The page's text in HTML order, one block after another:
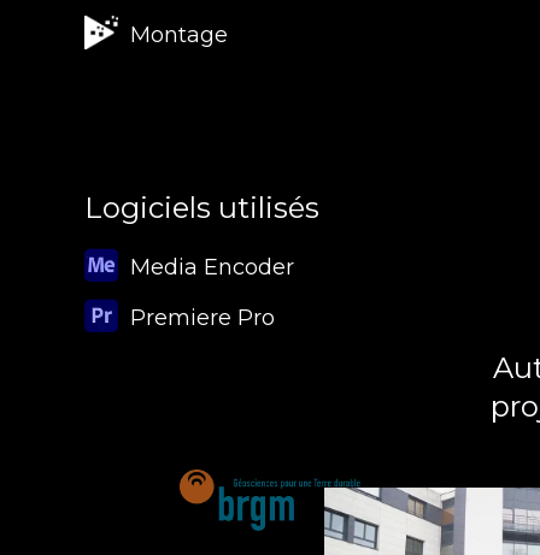
Montage
Logiciels utilisés
Media Encoder
Premiere Pro